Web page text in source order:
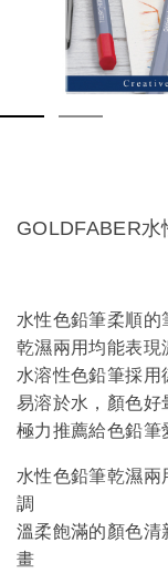
GOLDFABER
水性色鉛筆柔順
乾濕兩用均能表現
水溶性色鉛筆採
易溶於水，顏色好
極力推薦給色鉛筆
水性色鉛筆乾濕
調
溫柔飽滿的顏色清
畫